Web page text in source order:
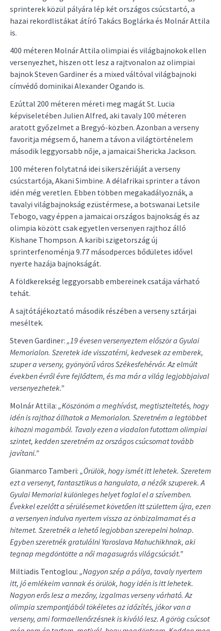
sprinterek közül pályára lép két országos csúcstartó, a
hazai rekordlistákat átíró Takács Boglárka és Molnár Attila
is.
400 méteren Molnár Attila olimpiai és világbajnokok ellen
versenyezhet, hiszen ott lesz a rajtvonalon az olimpiai
bajnok Steven Gardiner és a mixed váltóval világbajnoki
címvédő dominikai Alexander Ogando is.
Ezúttal 200 méteren méreti meg magát St. Lucia
képviseletében Julien Alfred, aki tavaly 100 méteren
aratott győzelmet a Bregyó-közben. Azonban a verseny
favoritja mégsem ő, hanem a távon a világtörténelem
második leggyorsabb nője, a jamaicai Shericka Jackson.
100 méteren folytatná idei sikerszériáját a verseny
csúcstartója, Akani Simbine. A délafrikai sprinter a távon
idén még veretlen. Ebben többen megakadályoznák, a
tavalyi világbajnokság ezüstérmese, a botswanai Letsile
Tebogo, vagy éppen a jamaicai országos bajnokság és az
olimpia között csak egyetlen versenyen rajthoz álló
Kishane Thompson. A karibi szigetország új
sprinterfenoménja 9.77 másodperces bődületes idővel
nyerte hazája bajnokságát.
A földkerekség leggyorsabb embereinek csatája várható
tehát.
A sajtótájékoztató második részében a verseny sztárjai
meséltek.
Steven Gardiner: „19 évesen versenyeztem először a Gyulai
Memorialon. Szeretek ide visszatérni, kedvesek az emberek,
szuper a verseny, gyönyörű város Székesfehérvár. Az elmúlt
években évről évre fejlődtem, és ma már a világ legjobbjaival
versenyezhetek.”
Molnár Attila: „Köszönöm a meghívást, megtiszteltetés, hogy
idén is rajthoz állhatok a Memorialon. Szeretném a legtöbbet
kihozni magamból. Tavaly ezen a viadalon futottam olimpiai
szintet, kedden szeretném az országos csúcsomat tovább
javítani.”
Gianmarco Tamberi: „Örülök, hogy ismét itt lehetek. Szeretem
ezt a versenyt, fantasztikus a hangulata, a nézők szuperek. A
Gyulai Memorial különleges helyet foglal el a szívemben.
Évekkel ezelőtt a sérülésemet követően itt születtem újra, ezen
a versenyen indulva nyertem vissza az önbizalmamat és a
hitemet. Szeretnék a lehető legjobban szerepelni holnap.
Egyben szeretnék gratulálni Yaroslava Mahuchikhnak, aki
tegnap megdöntötte a női magasugrás világcsúcsát.”
Miltiadis Tentoglou: „Nagyon szép a pálya, tavaly nyertem
itt, jó emlékeim vannak és örülök, hogy idén is itt lehetek.
Nagyon erős lesz a mezőny, izgalmas verseny várható. Az
olimpia szempontjából tökéletes az időzítés, jókor van a
verseny, ami formaellenőrzésnek is kiváló lesz. A görög csúcsot